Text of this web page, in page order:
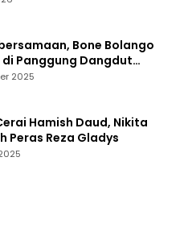
Bone Bolango
Panggung Dangdut
2025
Hamish Daud, Nikita
Peras Reza Gladys